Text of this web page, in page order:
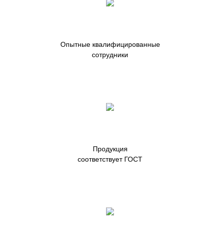
Опытные квалифицированные
сотрудники
Продукция
соответствует ГОСТ